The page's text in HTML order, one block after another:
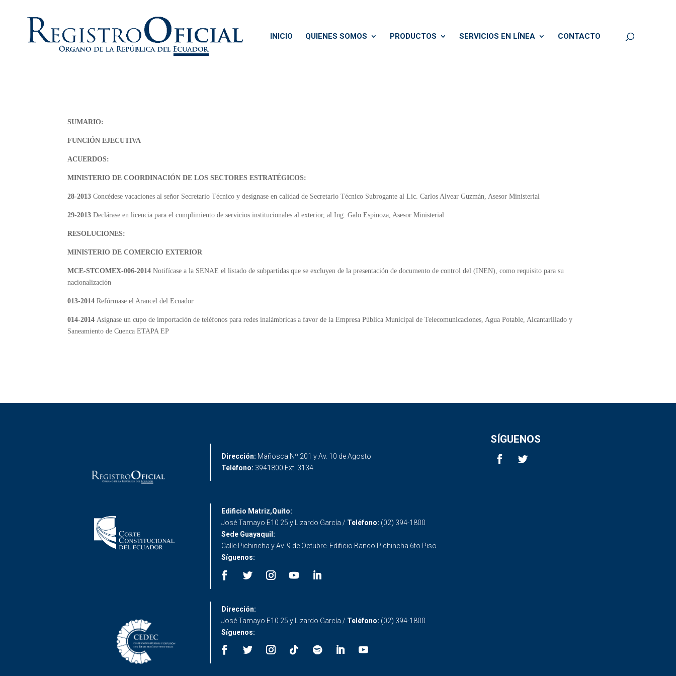
INICIO QUIENES SOMOS PRODUCTOS SERVICIOS EN LÍNEA CONTACTO
SUMARIO:
FUNCIÓN EJECUTIVA
ACUERDOS:
MINISTERIO DE COORDINACIÓN DE LOS SECTORES ESTRATÉGICOS:
28-2013Concédese vacaciones al señor Secretario Técnico y desígnase en calidad de Secretario Técnico Subrogante al Lic. Carlos Alvear Guzmán, Asesor Ministerial
29-2013Declárase en licencia para el cumplimiento de servicios institucionales al exterior, al Ing. Galo Espinoza, Asesor Ministerial
RESOLUCIONES:
MINISTERIO DE COMERCIO EXTERIOR
MCE-STCOMEX-006-2014Notifícase a la SENAE el listado de subpartidas que se excluyen de la presentación de documento de control del (INEN), como requisito para su
nacionalización
013-2014Refórmase el Arancel del Ecuador
014-2014Asígnase un cupo de importación de teléfonos para redes inalámbricas a favor de la Empresa Pública Municipal de Telecomunicaciones, Agua Potable, Alcantarillado y
Saneamiento de Cuenca ETAPA EP
Dirección: Mañosca Nº 201 y Av. 10 de Agosto
Teléfono: 3941800 Ext. 3134
SÍGUENOS
Edificio Matriz,Quito:
José Tamayo E10 25 y Lizardo García / Teléfono: (02) 394-1800
Sede Guayaquil:
Calle Pichincha y Av. 9 de Octubre. Edificio Banco Pichincha 6to Piso
Síguenos:
Dirección:
José Tamayo E10 25 y Lizardo García / Teléfono: (02) 394-1800
Síguenos: